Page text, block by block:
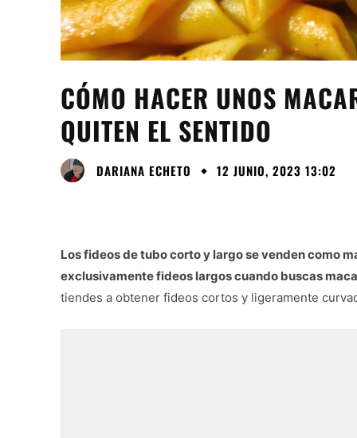
CÓMO HACER UNOS
QUITEN EL SENTIDO
DARIANA ECHETO 12 JUNIO, 2023 13:02
Los fideos de tubo corto y largo se venden como
exclusivamente fideos largos cuando buscas
tiendes a obtener fideos cortos y ligeramente